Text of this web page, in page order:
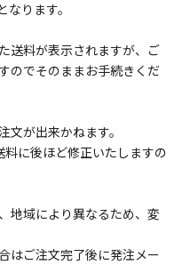
ります。
送料が表示されますが、ご
のでそのままお手続きくだ
が出来かねます。
に後ほど修正いたしますの
域により異なるため、変
はご注文完了後に発注メー